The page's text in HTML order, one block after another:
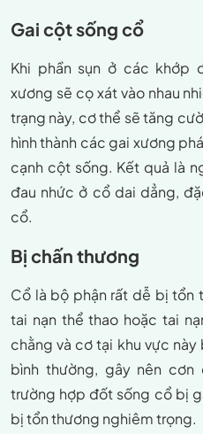
Gai cột sống cổ
Khi phần sụn ở các khớp
xương sẽ cọ xát vào nhau
trạng này, cơ thể sẽ tăng
hình thành các gai xương
cạnh cột sống. Kết quả là
đau nhức ở cổ dai dẳng,
cổ.
Bị chấn thương
Cổ là bộ phận rất dễ bị tổn
tai nạn thể thao hoặc tai
chằng và cơ tại khu vực
bình thường, gây nên cơn
trường hợp đốt sống cổ bị
bị tổn thương nghiêm trọng.